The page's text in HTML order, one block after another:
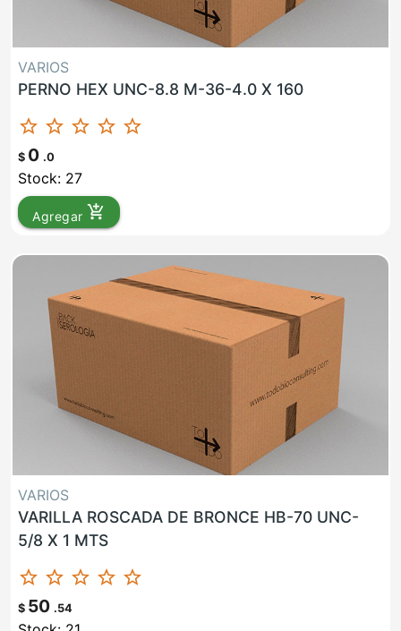
VARIOS
PERNO HEX UNC-8.8 M-36-4.0 X 160
star_border star_border star_border star_border star_border
$ 0 .0
Stock: 27
Agregar add_shopping_cart
VARIOS
VARILLA ROSCADA DE BRONCE HB-70 UNC-
5/8 X 1 MTS
star_border star_border star_border star_border star_border
$ 50 .54